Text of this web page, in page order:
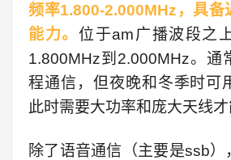
频率1.800-2.000MHz，具备
能力。 位于am广播波段之
1.800MHz到2.000MHz。通
程通信，但夜晚和冬季时可
此时需要大功率和庞大天线才
除了语音通信（主要是ssb